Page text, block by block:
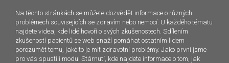
Na těchto stránkách se můžete dozvědět informace o různých
problémech souvisejících se zdravím nebo nemocí. U každého tématu
najdete videa, kde lidé hovoří o svých zkušenostech. Sdílením
zkušeností pacientů se web snaží pomáhat ostatním lidem
porozumět tomu, jaké to je mít zdravotní problémy. Jako první jsme
pro vás spustili modul Stárnutí, kde najdete informace o tom, jak